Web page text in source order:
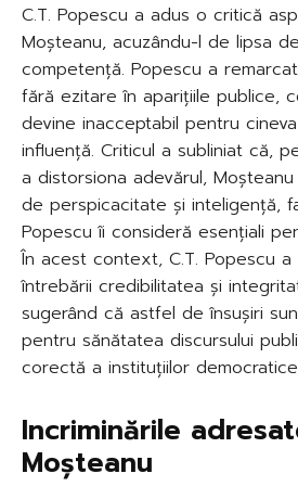
C.T. Popescu a adus o critică
Moșteanu, acuzându-l de lipsa
competență. Popescu a
fără ezitare în aparițiile publice,
devine inacceptabil pentru
influență. Criticul a subliniat că,
a distorsiona adevărul,
de perspicacitate și inteligență,
Popescu îi consideră esențiali
În acest context, C.T. Popescu a
întrebării credibilitatea și
sugerând că astfel de însușiri
pentru sănătatea discursului
corectă a instituțiilor
Incriminările
Moșteanu